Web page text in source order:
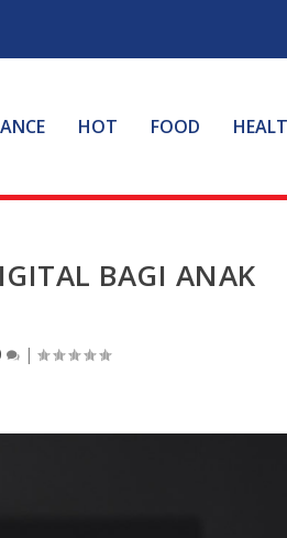
HOT FOOD
BAGI ANAK
|